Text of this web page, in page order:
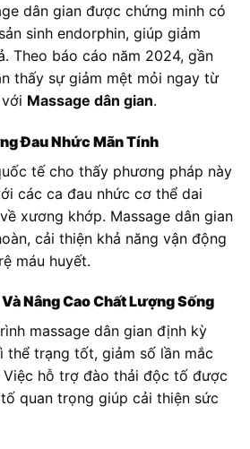
dân gian được chứng minh có
sinh endorphin, giúp giảm
Theo báo cáo năm 2024, gần
thấy sự giảm mệt mỏi ngay từ
Massage dân gian.
Đau Nhức Mãn Tính
tế cho thấy phương pháp này
các ca đau nhức cơ thể dai
xương khớp. Massage dân gian
cải thiện khả năng vận động
máu huyết.
Nâng Cao Chất Lượng Sống
massage dân gian định kỳ
thể trạng tốt, giảm số lần mắc
Việc hỗ trợ đào thải độc tố được
quan trọng giúp cải thiện sức